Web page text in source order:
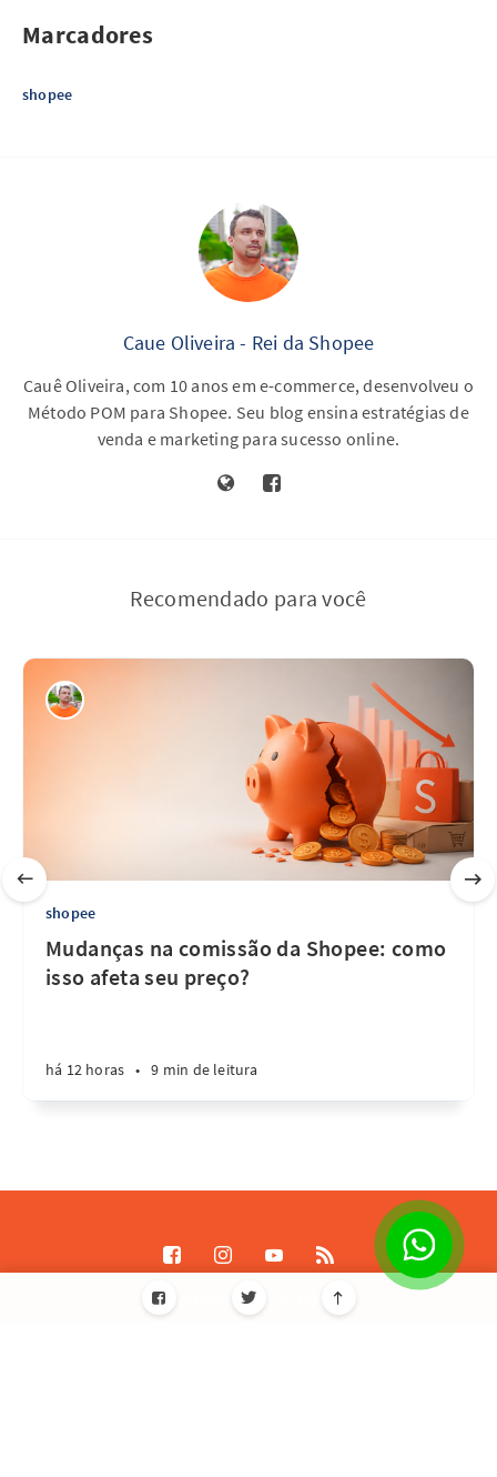
Configurações de Palavra-chave
automático, manual ou uma combinação de ambos.
Marcadores
shopee
Caue Oliveira - Rei da Shopee
Cauê Oliveira, com 10 anos em e-commerce, desenvolveu o
Método POM para Shopee. Seu blog ensina estratégias de
venda e marketing para sucesso online.
Recomendado para você
shopee
Mudanças na comissão da Shopee: como
isso afeta seu preço?
há 12 horas • 9 min de leitura
Destrave Escale © 2026